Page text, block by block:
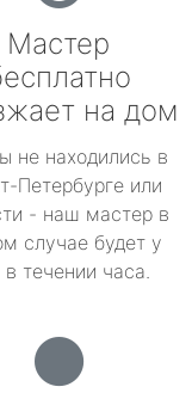
Мастер
на дом
не находились в
Петербурге или
- наш мастер в
случае будет у
в течении часа.